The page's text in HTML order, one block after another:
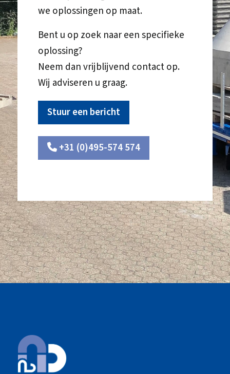
we oplossingen op maat.
Bent u op zoek naar een specifieke
oplossing?
Neem dan vrijblijvend contact op.
Wij adviseren u graag.
Stuur een bericht
+31 (0)495-574 574